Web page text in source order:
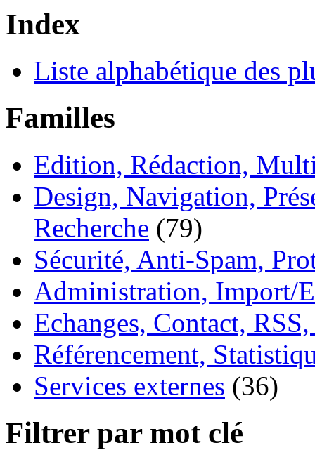
Index
Liste alphabétique des
Familles
Edition, Rédaction,
Design, Navigation,
Recherche (79)
Sécurité, Anti-Spam,
Administration, Import/
Echanges, Contact,
Référencement,
Services externes (36)
Filtrer par mot clé